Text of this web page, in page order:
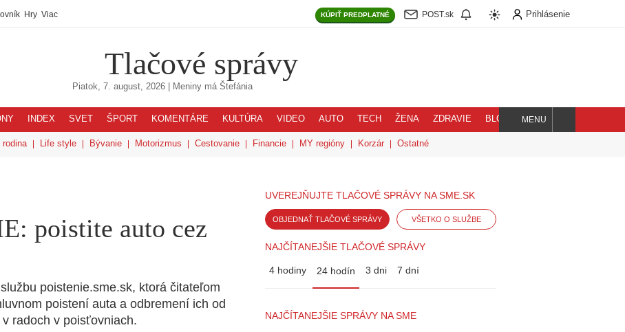
Hry Viac KÚPIŤ PREDPLATNÉ POST.sk Prihlásenie
Tlačové správy
Piatok, 7. august, 2026 | Meniny má Štefánia
INDEX SVET ŠPORT KOMENTÁRE KULTÚRA VIDEO AUTO TECH ŽENA ZDRAVIE BLOG
Hľadaj
MENU
rodina Life style Bývanie Motorizmus Cestovanie Financie MY regióny Korzár Ostatné
poistite auto cez
poistenie.sme.sk, ktorá čitateľom
poistení auta a odbremení ich od
radoch v poisťovniach.
UVEREJŇUJTE TLAČOVÉ SPRÁVY NA SME.SK
OBJEDNAŤ TLAČOVÉ SPRÁVY VŠETKO O SLUŽBE
NAJČÍTANEJŠIE TLAČOVÉ SPRÁVY
4 hodiny 24 hodín 3 dni 7 dní
NAJČÍTANEJŠIE SPRÁVY NA SME